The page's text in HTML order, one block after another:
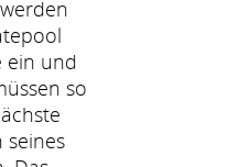
ein und
so
seines